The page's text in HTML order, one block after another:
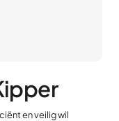
en veilig wil